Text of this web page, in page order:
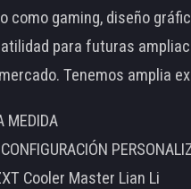
como gaming, diseño
para futuras
Tenemos amplia
MEDIDA
Cooler Master Lian Li